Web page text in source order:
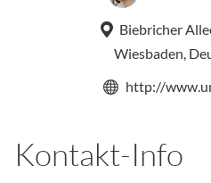
Biebricher
Wiesbaden,
http://
Kontakt-Info